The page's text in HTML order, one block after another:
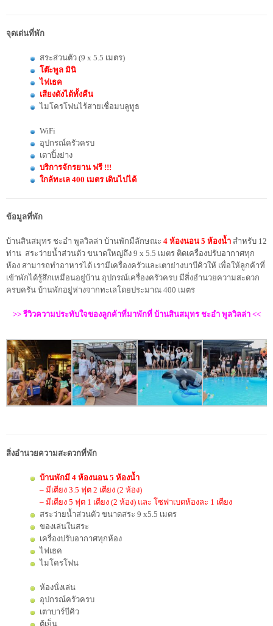
จุดเด่นที่พัก
สระส่วนตัว (9 x 5.5 เมตร)
โต๊ะพูล มินิ
ไฟเธค
เสียงดังได้ทั้งคืน
ไมโครโฟนไร้สายเชื่อมบลูทูธ
WiFi
อุปกรณ์ครัวครบ
เตาปิ้งย่าง
บริการจักรยาน ฟรี !!!
ใกล้ทะเล 400 เมตร เดินไปได้
ข้อมูลที่พัก
บ้านสินสมุทร ชะอำ พูลวิลล่า บ้านพักมีลักษณะ 4 ห้องนอน 5 ห้องน้ำ สำหรับ 12
ท่าน สระว่ายน้ำส่วนตัว ขนาดใหญ่ถึง 9 x 5.5 เมตร ติดเครื่องปรับอากาศทุก
ห้อง สามารถทำอาหารได้ เรามีเครื่องครัวและเตาย่างบาบีคิวให้ เพื่อให้ลูกค้าที่
เข้าพักได้รู้สึกเหมือนอยู่บ้าน อุปกรณ์เครื่องครัวครบ มีสิ่งอำนวยความสะดวก
ครบครัน บ้านพักอยู่ห่างจากทะเลโดยประมาณ 400 เมตร
>> รีวิวความประทับใจของลูกค้าที่มาพักที่ บ้านสินสมุทร ชะอำ พูลวิลล่า <<
สิ่งอำนวยความสะดวกที่พัก
บ้านพักมี 4 ห้องนอน 5 ห้องน้ำ
– มีเตียง 3.5 ฟุต 2 เตียง (2 ห้อง)
– มีเตียง 5 ฟุต 1 เตียง (2 ห้อง) และ โซฟาเบดห้องละ 1 เตียง
สระว่ายน้ำส่วนตัว ขนาดสระ 9 x5.5 เมตร
ของเล่นในสระ
เครื่องปรับอากาศทุกห้อง
ไฟเธค
ไมโครโฟน
ห้องนั่งเล่น
อุปกรณ์ครัวครบ
เตาบาร์บีคิว
ตู้เย็น